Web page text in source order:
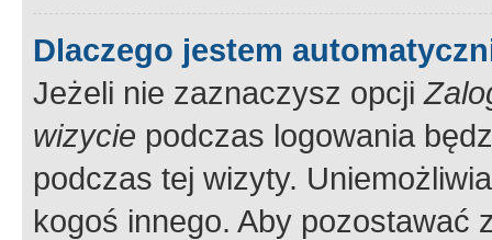
Dlaczego jestem
Jeżeli nie zaznaczysz opcji
wizycie podczas logowania
podczas tej wizyty.
kogoś innego. Aby pozostawać